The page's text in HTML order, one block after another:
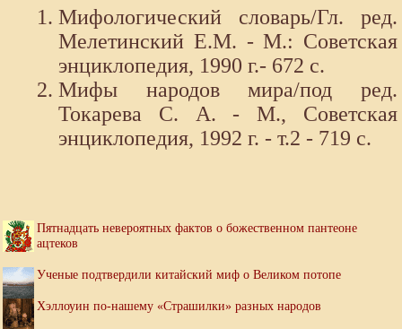
Мифологический словарь/Гл. ред.
Мелетинский Е.М. - М.: Советская
энциклопедия, 1990 г.- 672 с.
Мифы народов мира/под ред.
Токарева С. А. - М., Советская
энциклопедия, 1992 г. - т.2 - 719 с.
Пятнадцать невероятных фактов о божественном пантеоне
ацтеков
Ученые подтвердили китайский миф о Великом потопе
Хэллоуин по-нашему «Страшилки» разных народов